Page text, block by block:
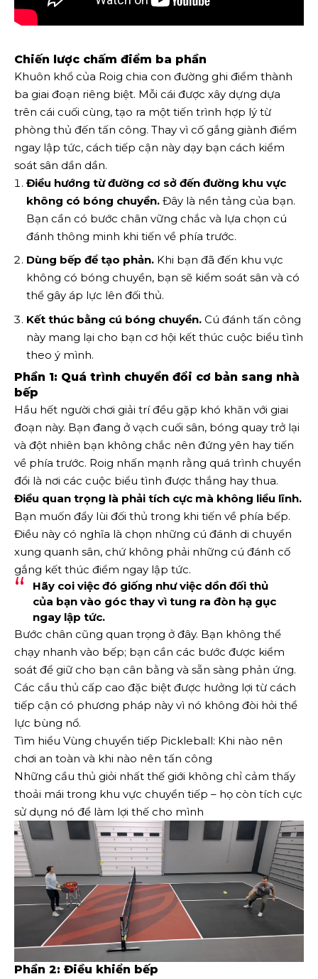
Chiến lược chấm điểm ba phần
Khuôn khổ của Roig chia con đường ghi điểm thành
ba giai đoạn riêng biệt. Mỗi cái được xây dựng dựa
trên cái cuối cùng, tạo ra một tiến trình hợp lý từ
phòng thủ đến tấn công. Thay vì cố gắng giành điểm
ngay lập tức, cách tiếp cận này dạy bạn cách kiểm
soát sân dần dần.
Điều hướng từ đường cơ sở đến đường khu vực
không có bóng chuyền. Đây là nền tảng của bạn.
Bạn cần có bước chân vững chắc và lựa chọn cú
đánh thông minh khi tiến về phía trước.
Dùng bếp để tạo phản. Khi bạn đã đến khu vực
không có bóng chuyền, bạn sẽ kiểm soát sân và có
thể gây áp lực lên đối thủ.
Kết thúc bằng cú bóng chuyền. Cú đánh tấn công
này mang lại cho bạn cơ hội kết thúc cuộc biểu tình
theo ý mình.
Phần 1: Quá trình chuyển đổi cơ bản sang nhà
bếp
Hầu hết người chơi giải trí đều gặp khó khăn với giai
đoạn này. Bạn đang ở vạch cuối sân, bóng quay trở lại
và đột nhiên bạn không chắc nên đứng yên hay tiến
về phía trước. Roig nhấn mạnh rằng quá trình chuyển
đổi là nơi các cuộc biểu tình được thắng hay thua.
Điều quan trọng là phải tích cực mà không liều lĩnh.
Bạn muốn đẩy lùi đối thủ trong khi tiến về phía bếp.
Điều này có nghĩa là chọn những cú đánh di chuyển
xung quanh sân, chứ không phải những cú đánh cố
gắng kết thúc điểm ngay lập tức.
Hãy coi việc đó giống như việc dồn đối thủ
của bạn vào góc thay vì tung ra đòn hạ gục
ngay lập tức.
Bước chân cũng quan trọng ở đây. Bạn không thể
chạy nhanh vào bếp; bạn cần các bước được kiểm
soát để giữ cho bạn cân bằng và sẵn sàng phản ứng.
Các cầu thủ cấp cao đặc biệt được hưởng lợi từ cách
tiếp cận có phương pháp này vì nó không đòi hỏi thể
lực bùng nổ.
Tìm hiểu Vùng chuyển tiếp Pickleball: Khi nào nên
chơi an toàn và khi nào nên tấn công
Những cầu thủ giỏi nhất thế giới không chỉ cảm thấy
thoải mái trong khu vực chuyển tiếp – họ còn tích cực
sử dụng nó để làm lợi thế cho mình
Phần 2: Điều khiển bếp